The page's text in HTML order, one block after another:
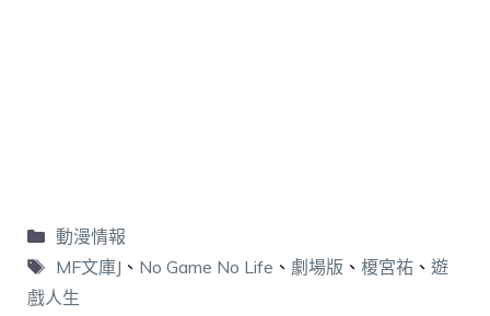
動漫情報
MF文庫J 、 No Game No Life 、 劇場版 、 榎宮祐、 遊
戲人生